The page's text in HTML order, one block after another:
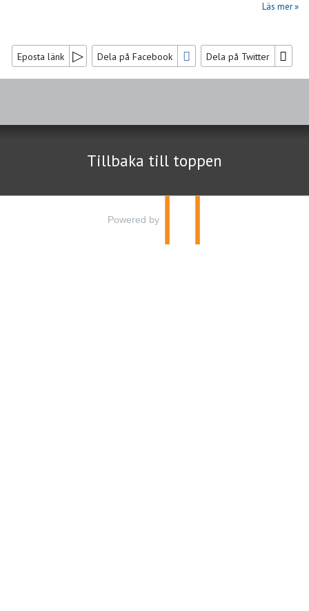
Läs mer
Eposta länk Dela på Facebook Dela på Twitter
Jag samtycker till dataskyddspolicyn.
Tillbaka till toppen
Powered by